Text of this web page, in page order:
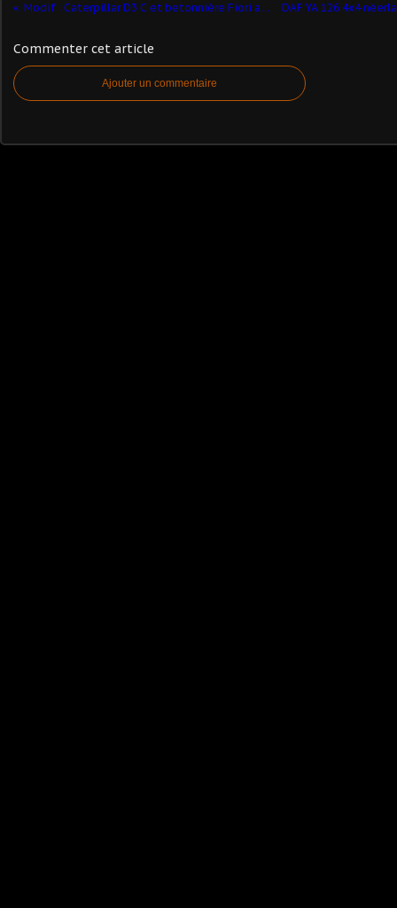
Modif : Caterpillar D3 C et betonnière Fiori au 1/50 (par Yves)
Commenter cet article
Ajouter un commentaire